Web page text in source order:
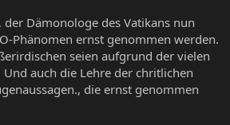
der Dämonologe des Vatikans nun
Phänomen ernst genommen werden.
seien aufgrund der vielen
Und auch die Lehre der chritlichen
die ernst genommen